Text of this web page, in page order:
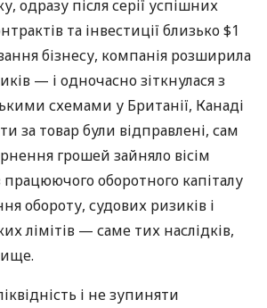
одразу після серії успішних
та інвестиції близько $1
бізнесу, компанія розширила
— і одночасно зіткнулася з
схемами у Британії, Канаді
за товар були відправлені, сам
грошей зайняло вісім
працюючого оборотного капіталу
обороту, судових ризиків і
лімітів — саме тих наслідків,
і не зупиняти